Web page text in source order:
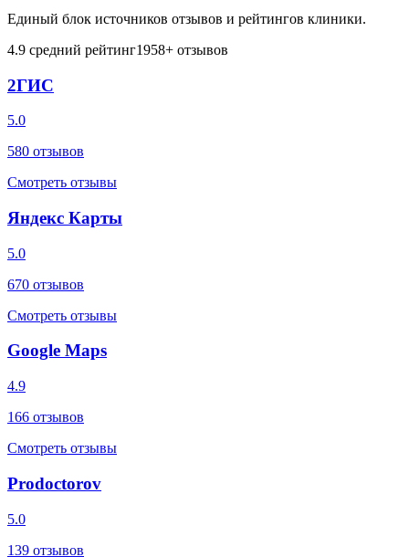
Единый блок источников отзывов и рейтингов клиники.
4.9 средний рейтинг1958+ отзывов
2ГИС
5.0
580 отзывов
Смотреть отзывы
Яндекс Карты
5.0
670 отзывов
Смотреть отзывы
Google Maps
4.9
166 отзывов
Смотреть отзывы
Prodoctorov
5.0
139 отзывов